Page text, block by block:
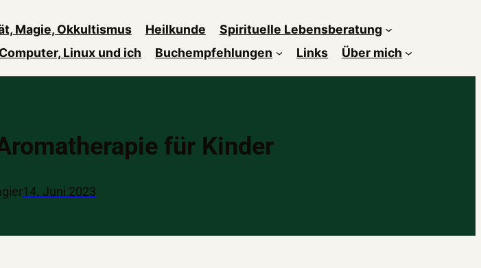
Magie, Okkultismus Heilkunde
Spirituelle Lebensberatung
Computer, Linux und ich Buchempfehlungen Links Über mich
für Kinder
14. Juni 2023